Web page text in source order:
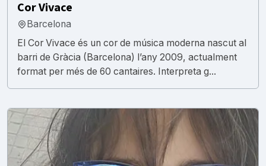
Cor Vivace
Barcelona
El Cor Vivace és un cor de música moderna nascut al
barri de Gràcia (Barcelona) l’any 2009, actualment
format per més de 60 cantaires. Interpreta g...